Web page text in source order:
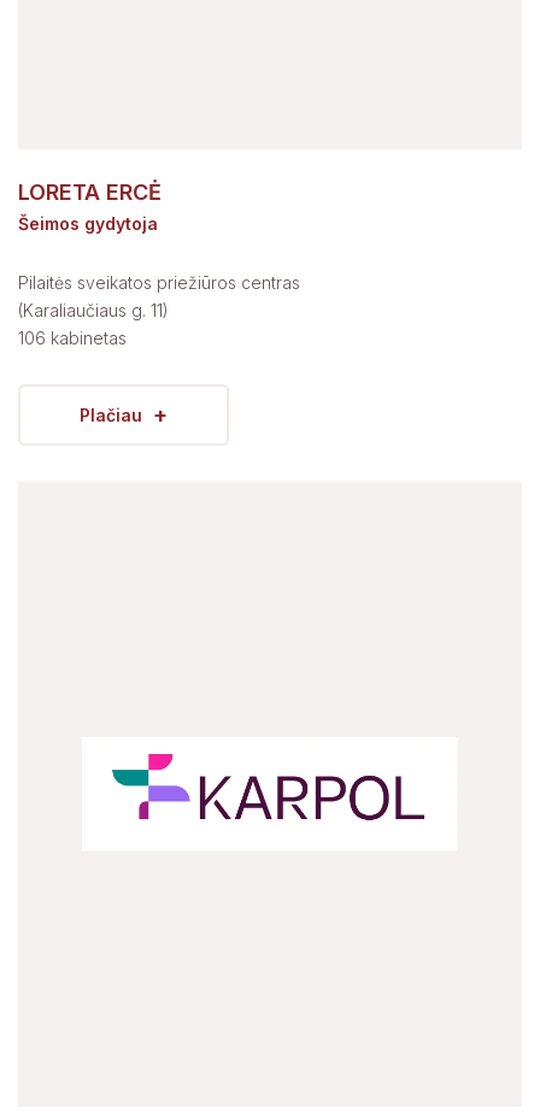
LORETA ERCĖ
Šeimos gydytoja
Pilaitės sveikatos priežiūros centras
(Karaliaučiaus g. 11)
106 kabinetas
Plačiau +